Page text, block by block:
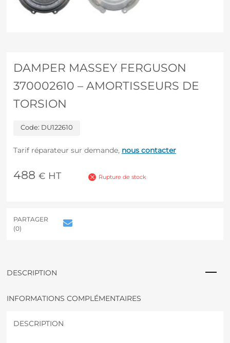
DAMPER MASSEY FERGUSON
370002610 – AMORTISSEURS DE
TORSION
Code: DU122610
Tarif réparateur sur demande, nous contacter
488 € HT Rupture de stock
PARTAGER
(0)
DESCRIPTION
INFORMATIONS COMPLÉMENTAIRES
DESCRIPTION